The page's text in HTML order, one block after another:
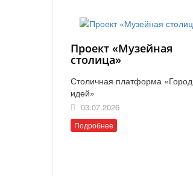
Проект «Музейная
столица»
Столичная платформа «Город
идей»
03.07.2026
Подробнее